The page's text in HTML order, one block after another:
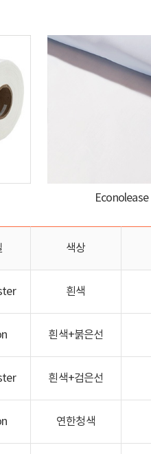
Econolease
색상
흰색
흰색+붉은선
흰색+검은선
연한청색